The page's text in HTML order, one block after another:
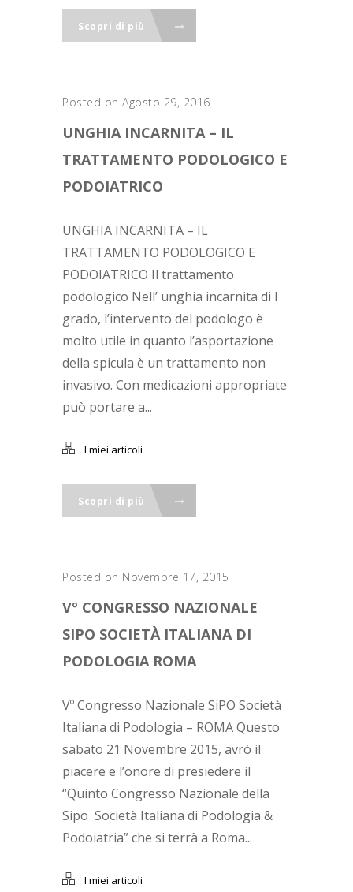
Scopri di più
Posted on Agosto 29, 2016
UNGHIA INCARNITA – IL
TRATTAMENTO PODOLOGICO E
PODOIATRICO
UNGHIA INCARNITA – IL
TRATTAMENTO PODOLOGICO E
PODOIATRICO Il trattamento
podologico Nell’ unghia incarnita di I
grado, l’intervento del podologo è
molto utile in quanto l’asportazione
della spicula è un trattamento non
invasivo. Con medicazioni appropriate
può portare a...
I miei articoli
Scopri di più
Posted on Novembre 17, 2015
Vº CONGRESSO NAZIONALE
SIPO SOCIETÀ ITALIANA DI
PODOLOGIA ROMA
Vº Congresso Nazionale SiPO Società
Italiana di Podologia – ROMA Questo
sabato 21 Novembre 2015, avrò il
piacere e l’onore di presiedere il
“Quinto Congresso Nazionale della
Sipo Società Italiana di Podologia &
Podoiatria” che si terrà a Roma...
I miei articoli